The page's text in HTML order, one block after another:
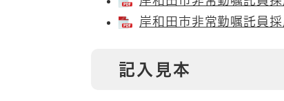
岸和田市非常勤嘱託員
記入見本